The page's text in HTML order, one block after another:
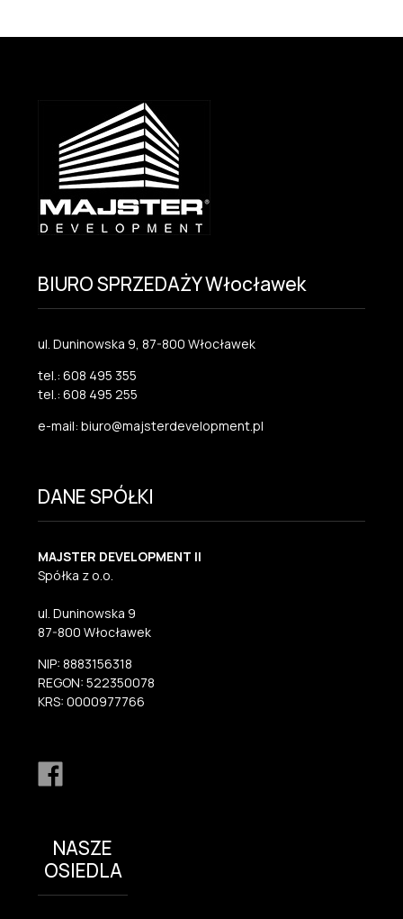
BIURO SPRZEDAŻY Włocławek
ul. Duninowska 9, 87-800 Włocławek
tel.: 608 495 355
tel.: 608 495 255
e-mail: biuro@majsterdevelopment.pl
DANE SPÓŁKI
MAJSTER DEVELOPMENT II
Spółka z o.o.
ul. Duninowska 9
87-800 Włocławek
NIP: 8883156318
REGON: 522350078
KRS: 0000977766
NASZE
OSIEDLA